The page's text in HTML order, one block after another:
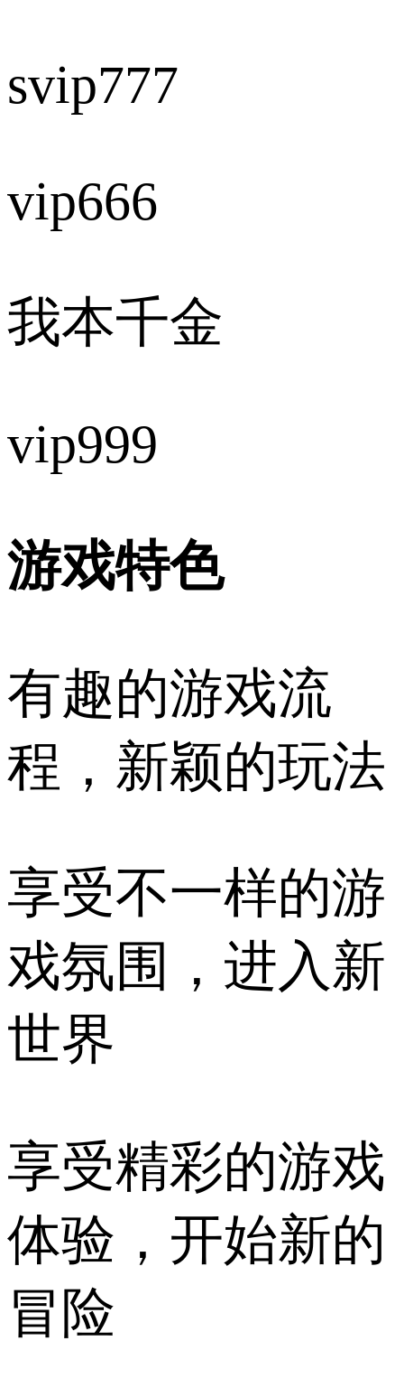
svip777
vip666
我本千金
vip999
游戏特色
有趣的游戏流
程，新颖的玩法
享受不一样的游
戏氛围，进入新
世界
享受精彩的游戏
体验，开始新的
冒险